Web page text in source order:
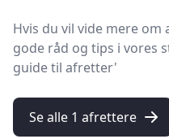
Hvis du vil vide mere
gode råd og tips i vores
guide til afretter'
Se alle 1 afrettere